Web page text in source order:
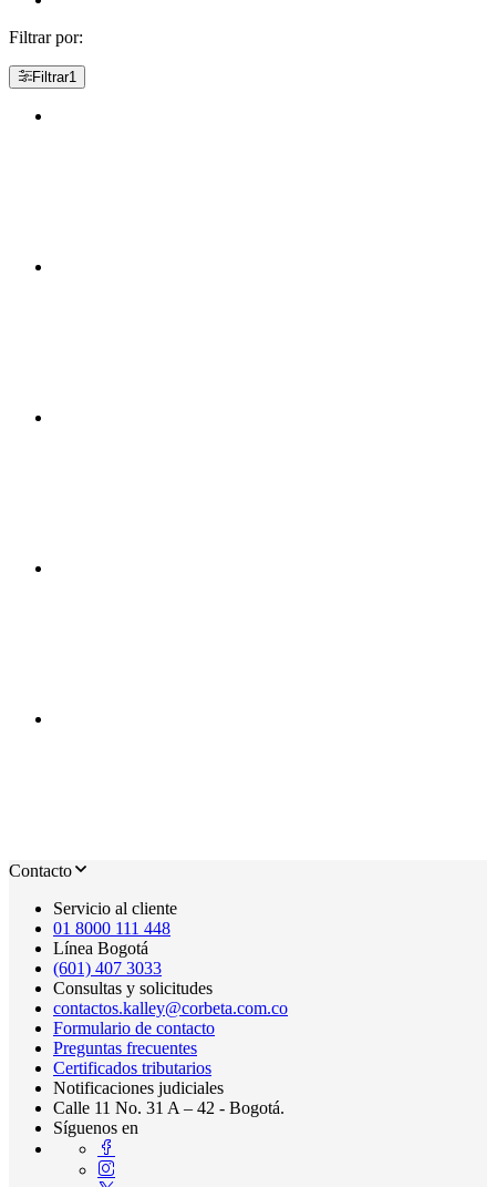
Filtrar por:
Filtrar1
Contacto
Servicio al cliente
01 8000 111 448
Línea Bogotá
(601) 407 3033
Consultas y solicitudes
contactos.kalley@corbeta.com.co
Formulario de contacto
Preguntas frecuentes
Certificados tributarios
Notificaciones judiciales
Calle 11 No. 31 A – 42 - Bogotá.
Síguenos en